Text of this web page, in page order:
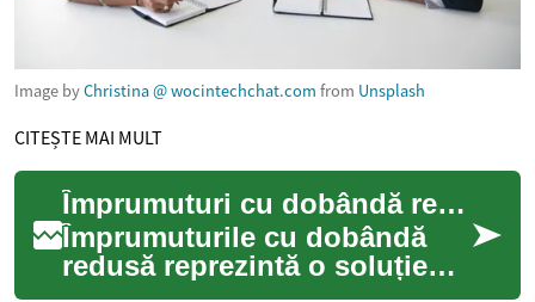
Image byChristina @ wocintechchat.com from Unsplash
CITEȘTE MAI MULT
Împrumuturi cu dobândă redusă: Ghid complet pentru finanțare
Împrumuturile cu dobândă
redusă reprezintă o soluție
financiară atractivă pentru